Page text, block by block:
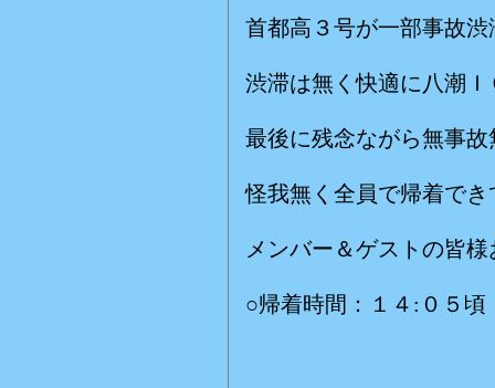
首都高３号が一部事故
渋滞は無く快適に八潮
最後に残念ながら無事
怪我無く全員で帰着で
メンバー＆ゲストの皆
○帰着時間：１４:０５